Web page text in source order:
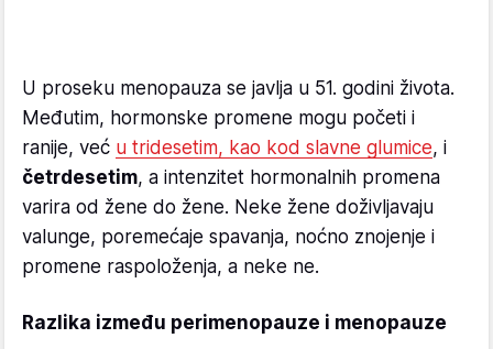
U proseku menopauza se javlja u 51. godini života.
Međutim, hormonske promene mogu početi i
ranije, već u tridesetim, kao kod slavne glumice, i
četrdesetim, a intenzitet hormonalnih promena
varira od žene do žene. Neke žene doživljavaju
valunge, poremećaje spavanja, noćno znojenje i
promene raspoloženja, a neke ne.
Razlika između perimenopauze i menopauze